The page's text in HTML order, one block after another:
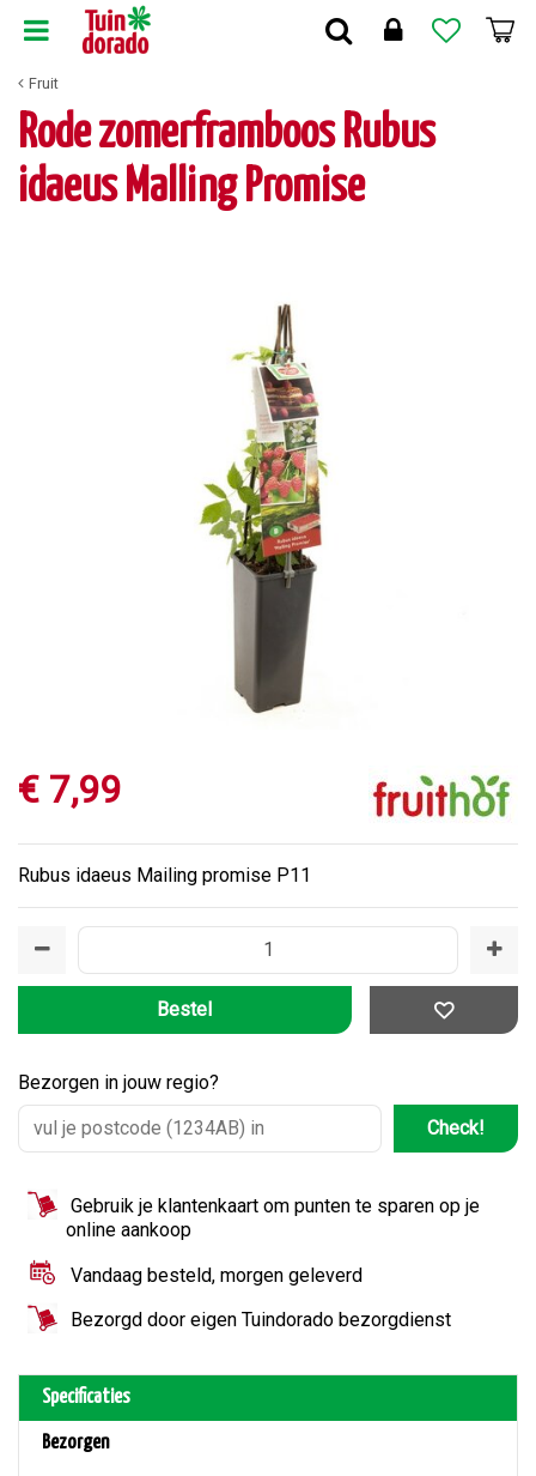
Fruit
Rode zomerframboos Rubus
idaeus Malling Promise
€ 7,99
Rubus idaeus Mailing promise P11
Bezorgen in jouw regio?
Check!
Gebruik je klantenkaart om punten te sparen op je
online aankoop
Vandaag besteld, morgen geleverd
Bezorgd door eigen Tuindorado bezorgdienst
Specificaties
Bezorgen